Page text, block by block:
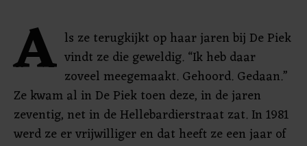
A ls ze terugkijkt op haar jaren bij De Piek
vindt ze die geweldig. “Ik heb daar
zoveel meegemaakt. Gehoord. Gedaan.”
Ze kwam al in De Piek toen deze, in de jaren
zeventig, net in de Hellebardierstraat zat. In 1981
werd ze er vrijwilliger en dat heeft ze een jaar of